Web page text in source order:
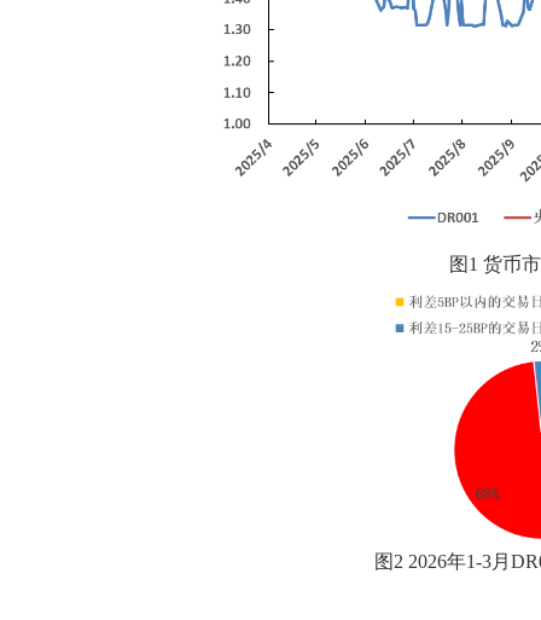
图1 货币
图2 2026年1-3月